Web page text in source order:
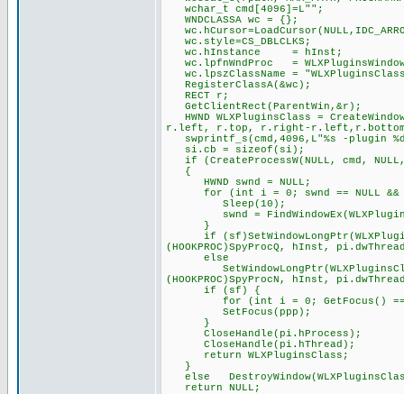
wchar_t cmd[4096]=L"";
WNDCLASSA wc = {};
wc.style=CS_DBLCLKS;
wc.hInstance = hInst;
wc.lpfnWndProc =
wc.lpszClassName =
RegisterClassA(&wc);
RECT r;
GetClientRect(ParentWin,&r);
HWND WLXPluginsClass =
r.left, r.top, r.right-r.left,r.bottom-
swprintf_s(cmd,4096,L"%s -plugin
si.cb = sizeof(si);
if (CreateProcessW(NULL, cmd,
{
HWND swnd = NULL;
for (int i = 0; swnd == NULL &&
Sleep(10);
swnd =
}
if
(HOOKPROC)SpyProcQ, hInst,
else
SetWindowLongPtr(WLXPluginsClass,
(HOOKPROC)SpyProcN, hInst,
if (sf) {
for (int i = 0; GetFocus() ==
SetFocus(ppp);
}
CloseHandle(pi.hProcess);
CloseHandle(pi.hThread);
return WLXPluginsClass;
}
else
return NULL;